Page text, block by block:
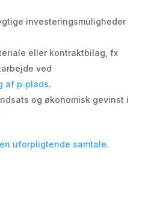
investeringsmuligheder
eller kontraktbilag, fx
ved
af p‑plads.
og økonomisk gevinst i
uforpligtende samtale.